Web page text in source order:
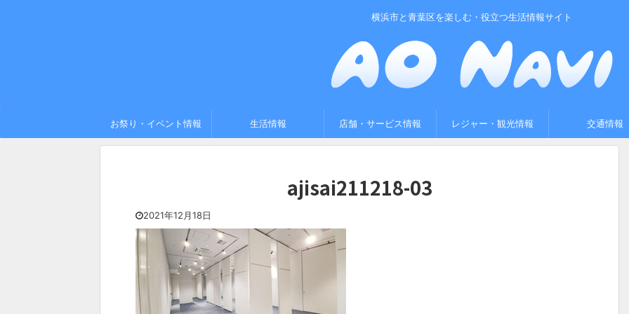
横浜市と青葉区を楽しむ・役立つ生活情報サイト
お祭り・イベント情報 生活情報 店舗・サービス情報 レジャー・観光情報 交通情報
ajisai211218-03
2021年12月18日